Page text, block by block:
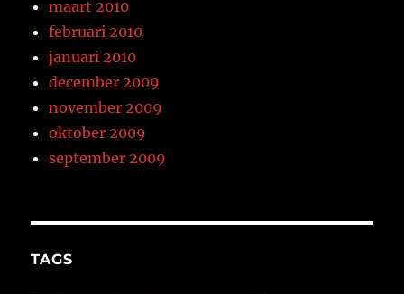
maart 2010
februari 2010
januari 2010
december 2009
november 2009
oktober 2009
september 2009
TAGS